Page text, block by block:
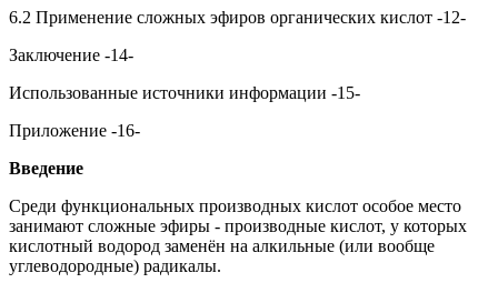
6.2 Применение сложных эфиров органических кислот -12-
Заключение -14-
Использованные источники информации -15-
Приложение -16-
Введение
Среди функциональных производных кислот особое место
занимают сложные эфиры - производные кислот, у которых
кислотный водород заменён на алкильные (или вообще
углеводородные) радикалы.